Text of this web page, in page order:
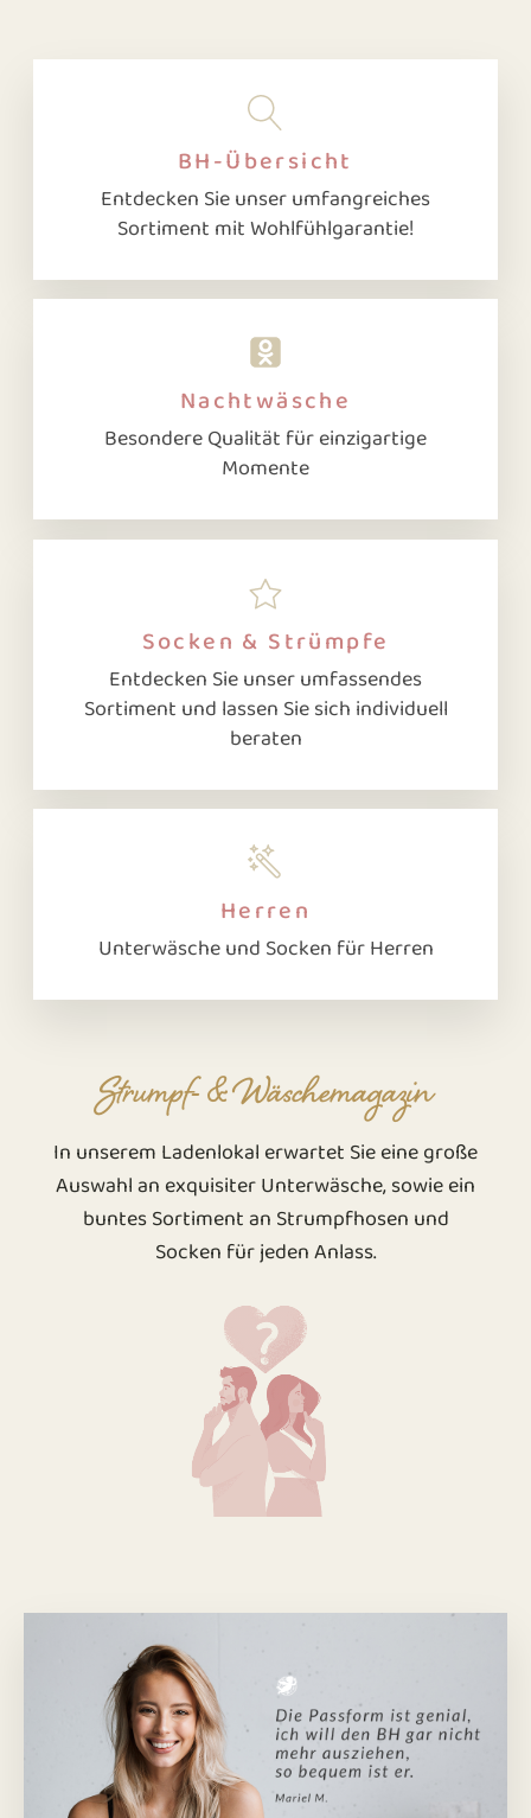
BH-Übersicht
Entdecken Sie unser umfangreiches
Sortiment mit Wohlfühlgarantie!
Nachtwäsche
Besondere Qualität für einzigartige
Momente
Socken & Strümpfe
Entdecken Sie unser umfassendes
Sortiment und lassen Sie sich individuell
beraten
Herren
Unterwäsche und Socken für Herren
Strumpf- & Wäschemagazin
In unserem Ladenlokal erwartet Sie eine große
Auswahl an exquisiter Unterwäsche, sowie ein
buntes Sortiment an Strumpfhosen und
Socken für jeden Anlass.